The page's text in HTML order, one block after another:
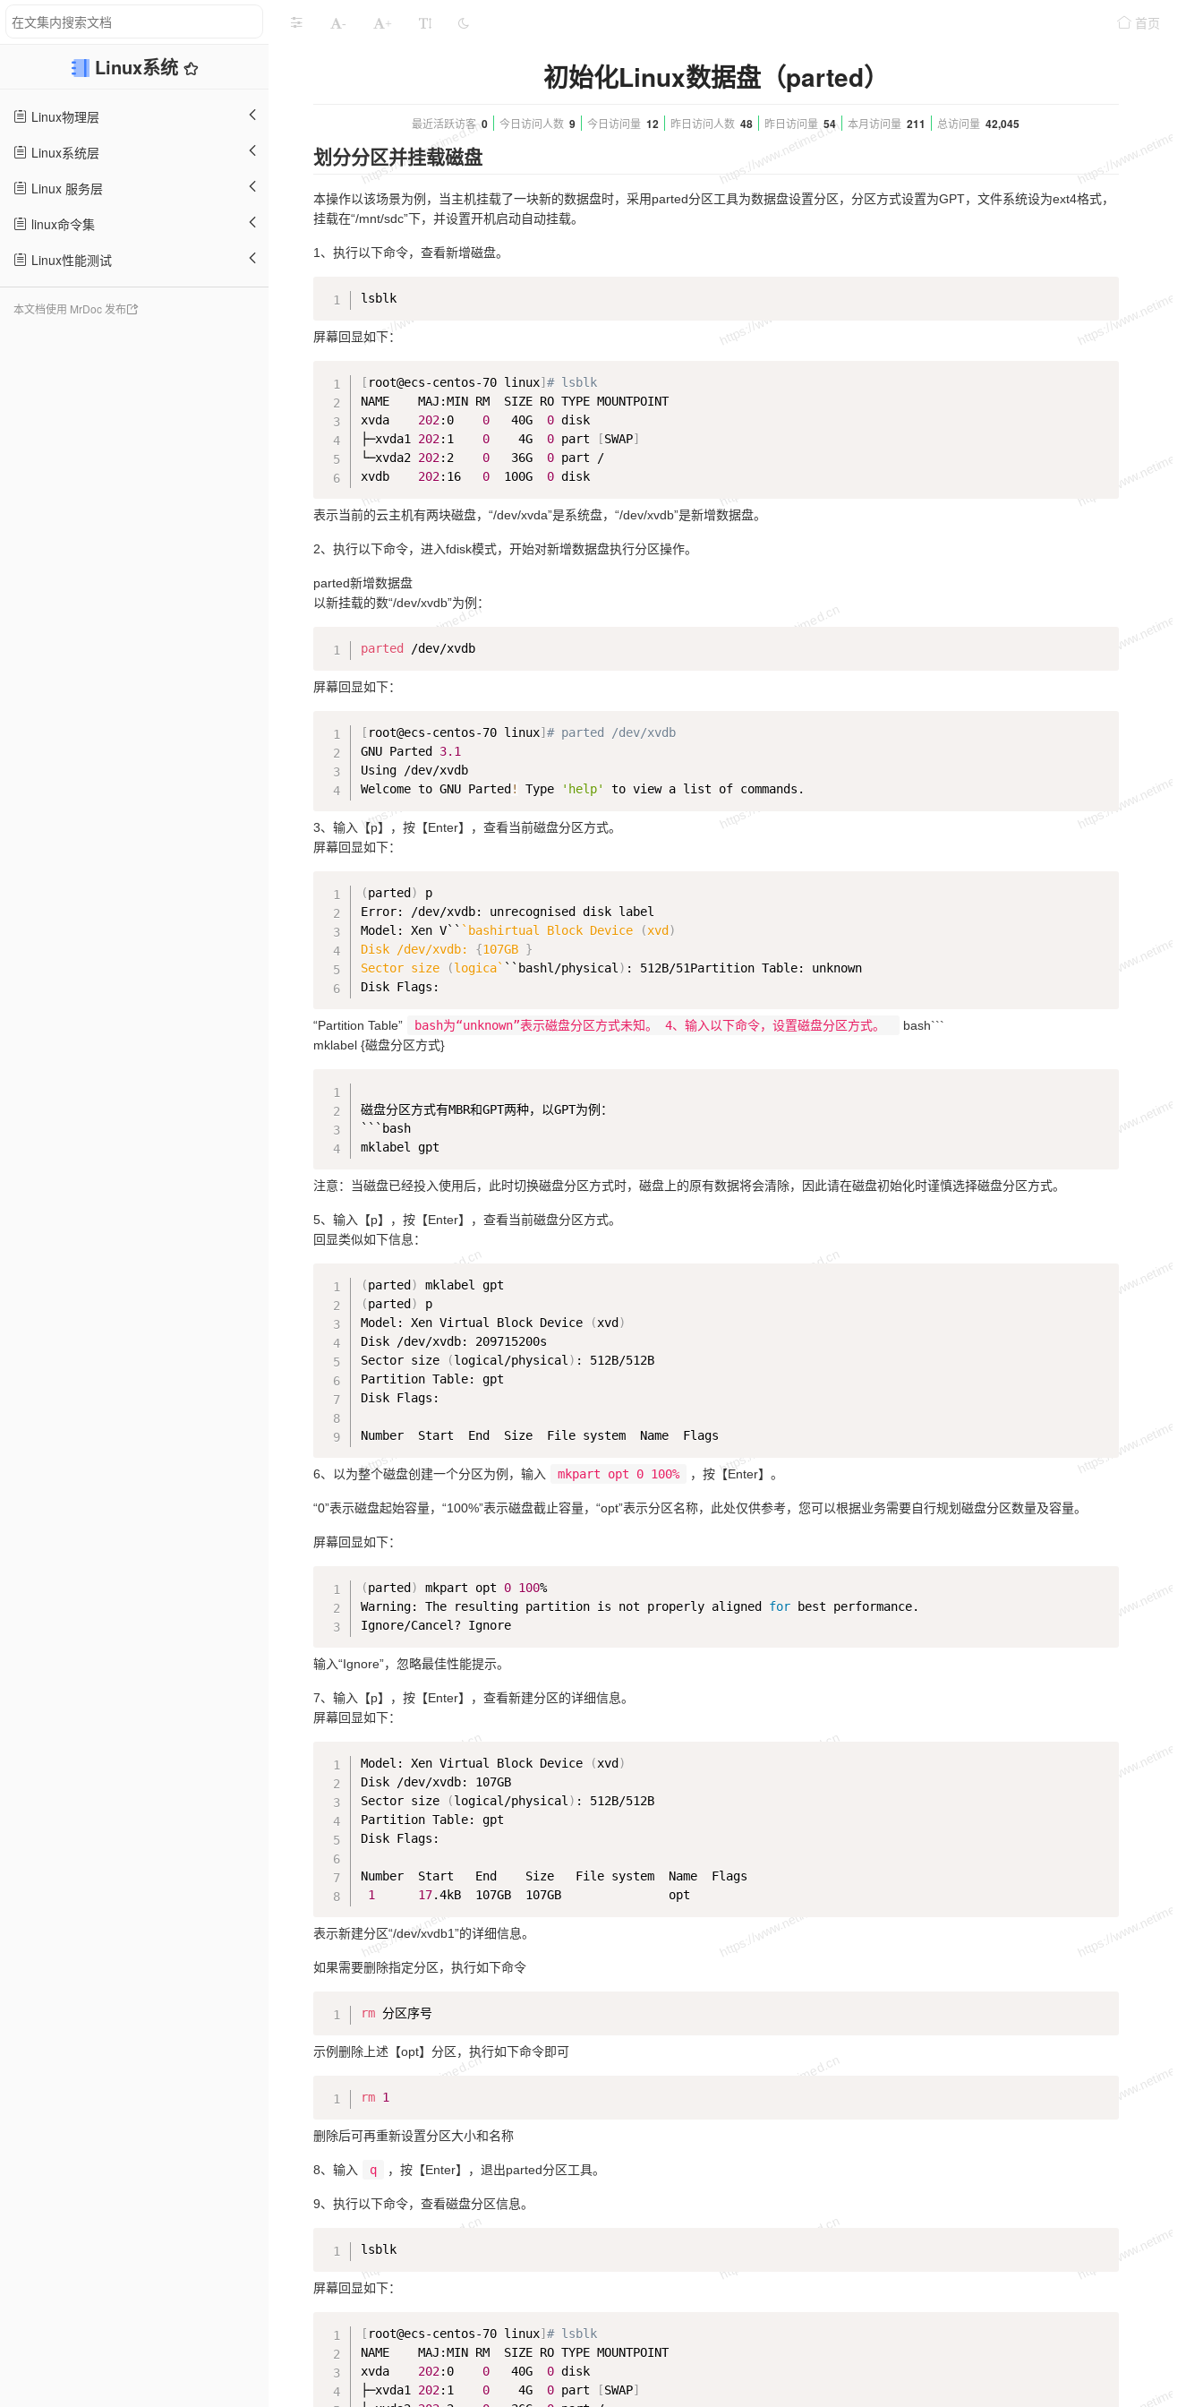
Linux系统
Linux物理层
Linux系统层
Linux 服务层
linux命令集
Linux性能测试
本文档使用 MrDoc 发布
- + 首页
初始化Linux数据盘（parted）
最近活跃访客 0 今日访问人数 9 今日访问量 12 昨日访问人数 48 昨日访问量 54 本月访问量 211 总访问量 42,045
划分分区并挂载磁盘
本操作以该场景为例，当主机挂载了一块新的数据盘时，采用parted分区工具为数据盘设置分区，分区方式设置为GPT，文件系统设为ext4格式，
挂载在“/mnt/sdc”下，并设置开机启动自动挂载。
1、执行以下命令，查看新增磁盘。
lsblk
屏幕回显如下：
[ root@ecs-centos-70 linux] # lsblk
NAME    MAJ:MIN RM  SIZE RO TYPE MOUNTPOINT
xvda 202:0 0
   40G
0 disk
├─xvda1 202:1 0
    4G
0 part [SWAP]
└─xvda2 202:2 0
   36G
0 part /
xvdb 202:16 0
  100G
0 disk
表示当前的云主机有两块磁盘，“/dev/xvda”是系统盘，“/dev/xvdb”是新增数据盘。
2、执行以下命令，进入fdisk模式，开始对新增数据盘执行分区操作。
parted新增数据盘
以新挂载的数“/dev/xvdb”为例：
parted /dev/xvdb
屏幕回显如下：
[ root@ecs-centos-70 linux] # parted /dev/xvdb
GNU Parted 3.1
Using /dev/xvdb
Welcome to GNU Parted ! Type 'help'
3、输入【p】，按【Enter】，查看当前磁盘分区方式。
屏幕回显如下：
(parted )
p
Error: /dev/xvdb: unrecognised disk label
Model: Xen V`` ` bashirtual Block Device (xvd )
Disk /dev/xvdb: {107GB }
Sector size
(logica` ``bashl/physical) : 512B/51Partition Table: unknown
“Partition Table” bash为“unknown”表示磁盘分区方式未知。 4、输入以下命令，设置磁盘分区方式。
bash```
mklabel {磁盘分区方式}
磁盘分区方式有MBR和GPT两种，以GPT为例：
```bash
注意：当磁盘已经投入使用后，此时切换磁盘分区方式时，磁盘上的原有数据将会清除，因此请在磁盘初始化时谨慎选择磁盘分区方式。
5、输入【p】，按【Enter】，查看当前磁盘分区方式。
回显类似如下信息：
(parted )
(parted )
p
Model: Xen Virtual Block Device
(xvd )
Disk /dev/xvdb: 209715200s
Sector size
(logical/physical) : 512B/512B
Partition Table: gpt
Disk Flags:
6、以为整个磁盘创建一个分区为例，输入 mkpart opt 0 100% ，按【Enter】。
“0”表示磁盘起始容量，“100%”表示磁盘截止容量，“opt”表示分区名称，此处仅供参考，您可以根据业务需要自行规划磁盘分区数量及容量。
屏幕回显如下：
(parted ) mkpart opt 0 100%
Warning: The resulting partition is not properly aligned for best performance.
输入“Ignore”，忽略最佳性能提示。
7、输入【p】，按【Enter】，查看新建分区的详细信息。
屏幕回显如下：
Model: Xen Virtual Block Device (xvd )
Disk /dev/xvdb: 107GB
Sector size
(logical/physical) : 512B/512B
Partition Table: gpt
Disk Flags:
Number  Start   End    Size   File system  Name  Flags
1
17
表示新建分区“/dev/xvdb1”的详细信息。
如果需要删除指定分区，执行如下命令
rm
示例删除上述【opt】分区，执行如下命令即可
rm 1
删除后可再重新设置分区大小和名称
8、输入 q ，按【Enter】，退出parted分区工具。
9、执行以下命令，查看磁盘分区信息。
lsblk
屏幕回显如下：
[ root@ecs-centos-70 linux] # lsblk
NAME    MAJ:MIN RM  SIZE RO TYPE MOUNTPOINT
xvda 202:0 0
   40G
0 disk
├─xvda1 202:1 0
    4G
0 part [SWAP]